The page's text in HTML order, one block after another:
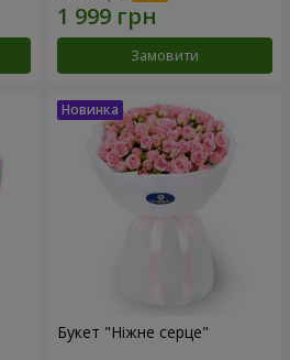
Замовити
Букет "Ніжне серце"